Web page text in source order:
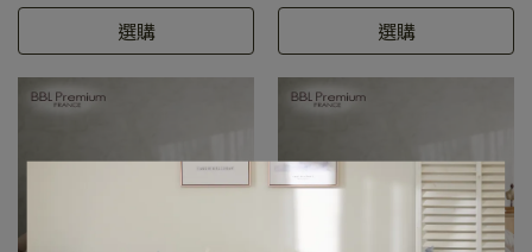
選購 選購